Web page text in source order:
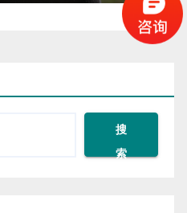
搜
索